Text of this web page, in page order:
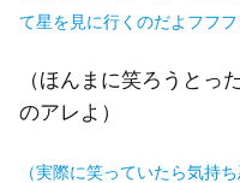
て星を見に行くのだよフフフ
（ほんまに笑ろうとっ
のアレよ）
（実際に笑っていたら気持